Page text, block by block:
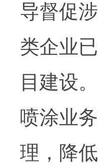
导督促
类企业
目建设
喷涂业
理，降